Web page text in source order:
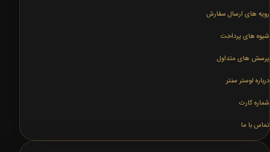
رویه های ارسال سفارش
شیوه های پرداخت
پرسش های متداول
درباره لوستر سنتر
شماره کارت
تماس با ما